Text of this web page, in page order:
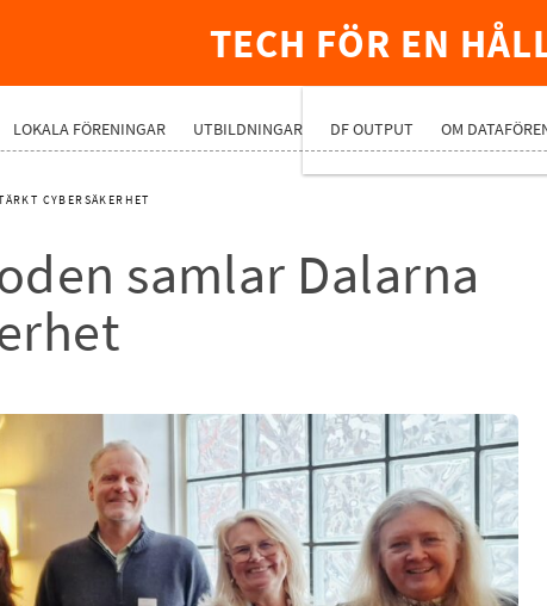
TECH FÖR EN
LOKALA FÖRENINGAR UTBILDNINGAR DF OUTPUT OM
CYBERSÄKERHET
samlar Dalarna